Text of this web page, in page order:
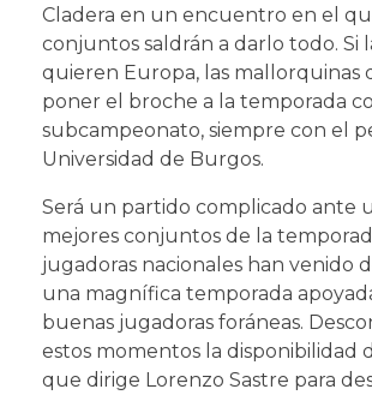
Cladera en un encuentro en el
conjuntos saldrán a darlo todo. Si
quieren Europa, las mallorquinas
poner el broche a la temporada
subcampeonato, siempre con el
Universidad de Burgos.
Será un partido complicado ante
mejores conjuntos de la
jugadoras nacionales han venido
una magnífica temporada
buenas jugadoras foráneas.
estos momentos la disponibilidad
que dirige Lorenzo Sastre para